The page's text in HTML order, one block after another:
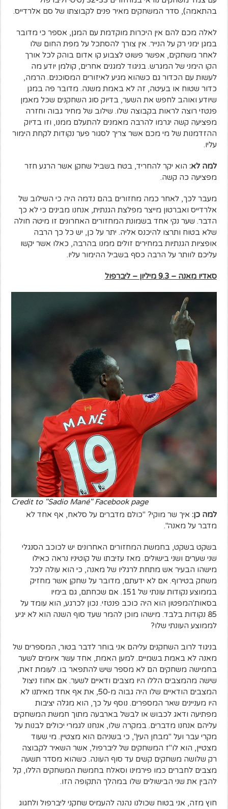
בהתאמה), סדר המשחקים מאיר פנים לקבוצתו של סם אלרדייס.
לאלה מכם להם אין היכרות מוקדמת עם המגן, אספר כי מדובר
במגן ימני רק על הנייר. אין צורך להסתכל על מפת החום שלו
לאחר משחקים, אפשר פשוט לצבוע קו אדום בוהק לכל אורך
הקו הימני של המגרש. בניגוד למגנים אחרים, קולמן יודע מה
לעשות עם הכדור גם כשהוא מגיע לאיזורים המסוכנים. הרמה,
כדור שטוח או בעיטה, זה לא באמת משנה. מדובר פה במגן
שיודע ואוהב לחפש את השער, בדיוק סוג השחקנים שכל מאמן
פנטזי רוצה לראות בקבוצה שלו. שילוב של מחיר גבוה וחזרה
מפציעה קשה יגרמו להרבה מאמנים להתעלם ממנו, וזו בדיוק
ההזדמנות של מי מכם אשר צריך לסגור פער נקודות לקחת הימור
עליו.
למה לא: הוא יקר להחריד, בטח בשביל שחקן אשר הרגע חזר
מפציעה כה קשה.
מעבר לכך, לאחר כמה מחזורים בהם נדמה היה כי השילוב של
אלרדייס ואברטון מייצר מפלצת הגנתית, אנחנו מבינים כי לא כך
הדבר. שער נקי אחד בשמונת המחזורים האחרונים זו מיטה חולה
שלא בטוח ותרצו להיכנס אליה. יתר על כן, יש כל כך הרבה
אופציות הגנתיות במחירים זולים ממנו בהרבה, כאלו אשר יקשו
עליכם לוותר על הרבה כסף בשביל ההימור עליו.
סאדיו מאנה – 9.3 מיליון – ליברפול
Credit to "Sadio Mané" Facebook page
למה כן: איך שר מוקי? "כולם מדברים על סלאח, אף אחד לא
מדבר על מאנה".
בשקט בשקט, בחמשת המחזורים האחרונים יש לכוכב הסנגלי
שני שערים ושני בישולים. מאז עזיבתו של קוטיניו נראה כאילו
מישהו הבעיר אש מתחת לרגליו של מאנה, כי הוא עולה לכל
משחק בטירוף. אם לא ידעתם, מדובר על שחקן אשר מחזיק
בממוצע נקודות עונתי של 151. אם שכחתם, גם בימיו
בסאות'המפטון הוא היה כוכב פנטזי. נכון לכרגע, הוא עומד על
85 נקודות בלבד. מישהו מוכן להמר שעד סוף השנה הוא לא יגיע
לממוצע העונתי שלו?
בניגוד לרוב השחקנים עליהם אני בוחר לדבר בטור, המספרים של
מאנה לא באמת בשמיים. למען האמת, אחד עשר איומים לשער
בחמישה משחקים הם לא מספר שיש להתפאר בו. לעומת זאת,
שישה מהמצבים הללו היו מצבים ודאיים לשער. אם אחוז ניצול
המצבים הודאיים שלו היה גבוה מ-50, את אף אחד מאיתנו לא
היו מעניינים שאר המספרים. נוסף על כך, הוא מגלה יציבות
מפתיעה ודאג לכבוש או לבשל בארבעה מתוך חמשת המשחקים
עליהם אנחנו מדברים. במקרה שלו, אנחנו לגמרי יכולים לבנות על
מקרי עבר ועל "מבחן העין", כי בשניהם הוא מצטיין. מי שעוד
מצטיין, הוא לו"ז המשחקים של ליברפול, אשר השאיר לקבוצה
רק שלושה משחקים קשים עד סוף העונה. כשהוא מסדר תשעה
מצבים לחברים כמו פירמינו וסאלח בחמשת המשחקים הללו, קל
להבין את שני הבישולים שלו במהלך התקופה הזו.
חוץ מזה, אני בטוח שכולנו נהנה להעמיס שחקני ליברפול ולחגוג